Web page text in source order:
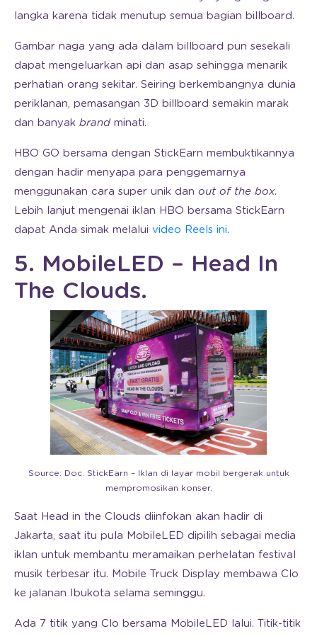
langka karena tidak menutup semua bagian billboard.
Gambar naga yang ada dalam billboard pun sesekali
dapat mengeluarkan api dan asap sehingga menarik
perhatian orang sekitar. Seiring berkembangnya dunia
periklanan, pemasangan 3D billboard semakin marak
dan banyak brandminati.
HBO GO bersama dengan StickEarn membuktikannya
dengan hadir menyapa para penggemarnya
menggunakan cara super unik dan out of the box.
Lebih lanjut mengenai iklan HBO bersama StickEarn
dapat Anda simak melalui video Reels ini.
5. MobileLED – Head In
The Clouds.
Source: Doc. StickEarn – Iklan di layar mobil bergerak untuk
mempromosikan konser.
Saat Head in the Clouds diinfokan akan hadir di
Jakarta, saat itu pula MobileLED dipilih sebagai media
iklan untuk membantu meramaikan perhelatan festival
musik terbesar itu. Mobile Truck Display membawa Clo
ke jalanan Ibukota selama seminggu.
Ada 7 titik yang Clo bersama MobileLED lalui. Titik-titik